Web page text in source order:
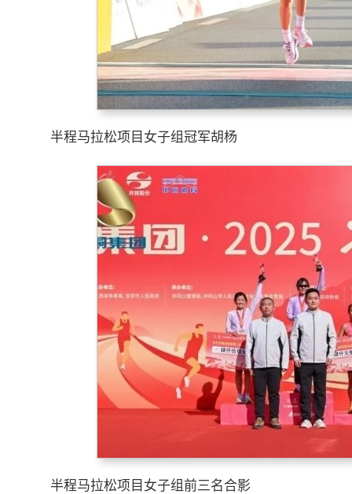
半程马拉松项目女子组冠军胡杨
半程马拉松项目女子组前三名合影